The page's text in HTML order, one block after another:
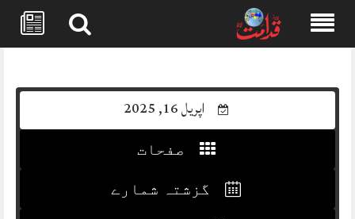
اپریل 16, 2025
صفحات
گزشتہ شمارے